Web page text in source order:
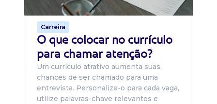
Carreira
O que colocar no currículo
para chamar atenção?
Um currículo atrativo aumenta suas
chances de ser chamado para uma
entrevista. Personalize-o para cada vaga,
utilize palavras-chave relevantes e